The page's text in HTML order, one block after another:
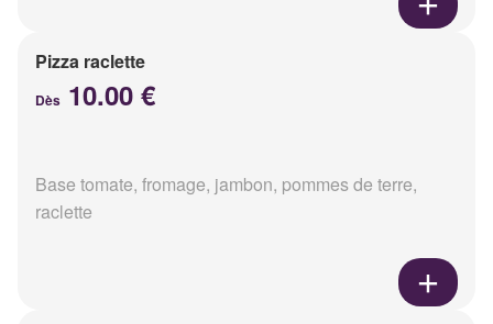
Pizza raclette
Dès 10.00 €
Base tomate, fromage, jambon, pommes de terre,
raclette